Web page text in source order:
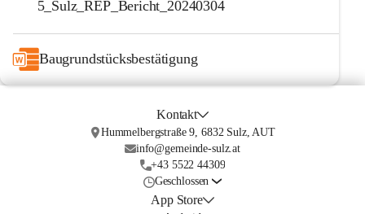
5_Sulz_REP_Bericht_20240304
Baugrundstücksbestätigung
Kontakt
Hummelbergstraße 9, 6832 Sulz, AUT
info@gemeinde-sulz.at
+43 5522 44309
Geschlossen
App Store